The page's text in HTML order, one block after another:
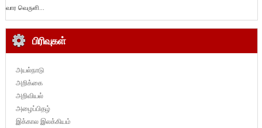
வார வெருளி...
பிரிவுகள்
அயல்நாடு
அறிக்கை
அறிவியல்
அழைப்பிதழ்
இக்கால இலக்கியம்